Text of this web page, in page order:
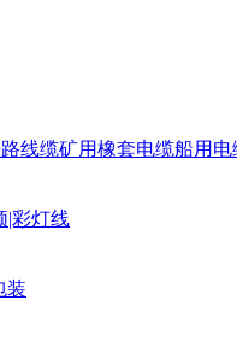
线缆矿用橡套电缆船用电
|彩灯线
装